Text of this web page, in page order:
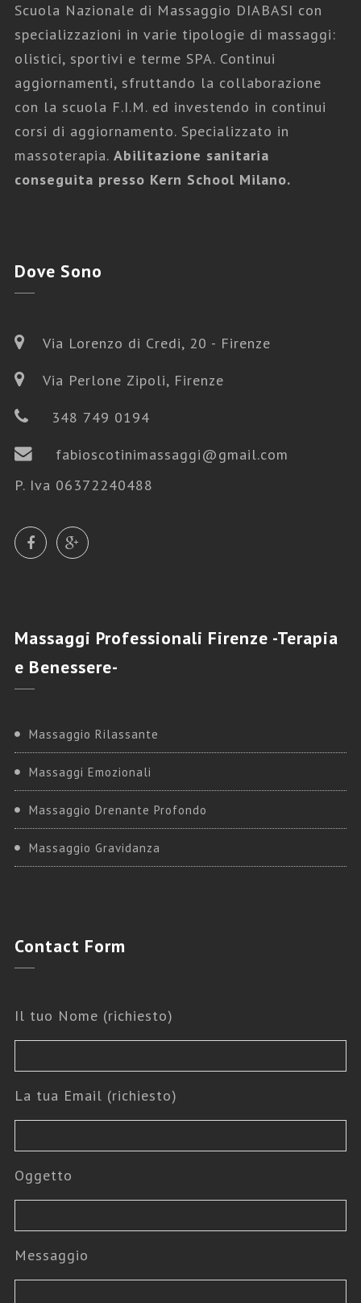
Fabio Scotini Massaggi, Massaggi
Gravidanza
Scuola Nazionale di Massaggio DIABASI con
specializzazioni in varie tipologie di massaggi:
olistici, sportivi e terme SPA. Continui
aggiornamenti, sfruttando la collaborazione
con la scuola F.I.M. ed investendo in continui
corsi di aggiornamento. Specializzato in
massoterapia. Abilitazione sanitaria
conseguita presso Kern School Milano.
Dove Sono
Via Lorenzo di Credi, 20 - Firenze
Via Perlone Zipoli, Firenze
348 749 0194
fabioscotinimassaggi@gmail.com
P. Iva 06372240488
Massaggi Professionali Firenze -Terapia
e Benessere-
Massaggio Rilassante
Massaggi Emozionali
Massaggio Drenante Profondo
Massaggio Gravidanza
Contact Form
Il tuo Nome (richiesto)
La tua Email (richiesto)
Oggetto
Messaggio